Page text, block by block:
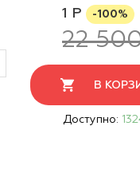
1 Р -100%
22
В
Доступно: